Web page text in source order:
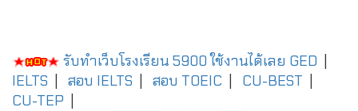
รับทำเว็บโรงเรียน 5900 ใช้งานได้เลย GED
IELTS
สอบ IELTS สอบ TOEIC CU-BEST
CU-TEP